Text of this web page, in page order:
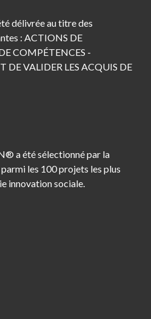
délivrée au titre des
: ACTIONS DE
COMPÉTENCES -
VALIDER LES ACQUIS DE
a été sélectionné par la
les 100 projets les plus
innovation sociale.